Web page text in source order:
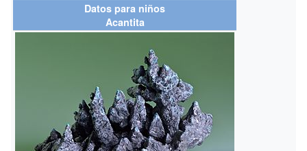
Datos para niños
Acantita